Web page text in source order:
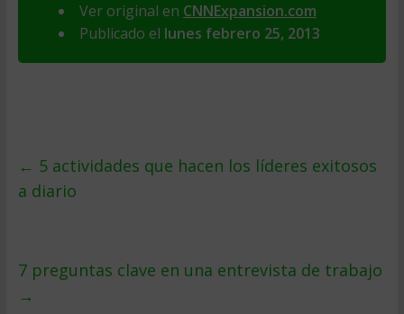
Ver original en CNNExpansion.com
Publicado el lunes febrero 25, 2013
← 5 actividades que hacen los líderes exitosos
a diario
7 preguntas clave en una entrevista de trabajo
→